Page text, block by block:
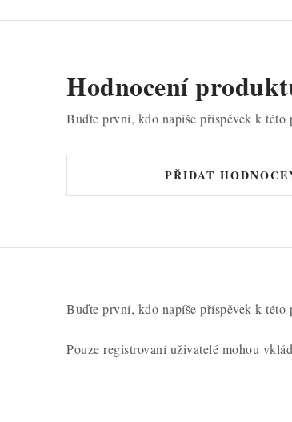
Hodnocení
Buďte první, kdo napíše příspěvek k této
PŘIDAT
Buďte první, kdo napíše příspěvek k této
Pouze registrovaní uživatelé mohou